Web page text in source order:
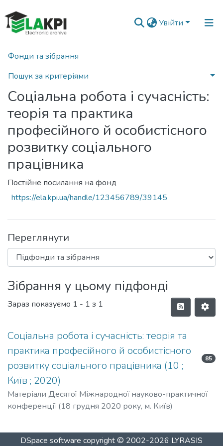
Увійти
Фонди та зібрання
Пошук за критеріями
Статистика
Головна
Соціальна робота і сучасність:
теорія та практика
професійного й особистісного
розвитку соціального
працівника
Постійне посилання на фонд
https://ela.kpi.ua/handle/123456789/39145
Переглянути
Зібрання у цьому підфонді
Зараз показуємо 1 - 1 з 1
Соціальна робота і сучасність: теорія та
практика професійного й особистісного
розвитку соціального працівника (10 ;
Київ ; 2020)
85
Матеріали Десятої Міжнародної науково-практичної
конференції (18 грудня 2020 року, м. Київ)
DSpace software copyright © 2002-2026 LYRASIS